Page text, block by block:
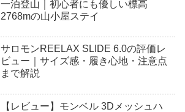
一泊登山｜初心者にも優しい標高
2768mの山小屋ステイ
サロモンREELAX SLIDE 6.0の評価レ
ビュー｜サイズ感・履き心地・注意点
まで解説
【レビュー】モンベル 3Dメッシュハ